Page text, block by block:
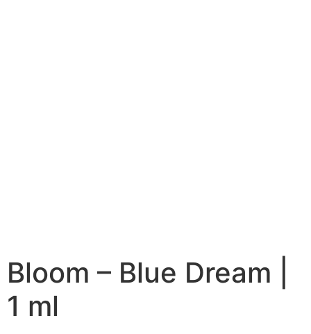
Bloom – Blue Dream |
1 ml